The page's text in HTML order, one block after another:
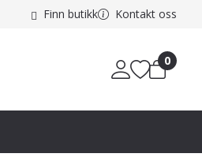
Finn butikk Kontakt oss
0